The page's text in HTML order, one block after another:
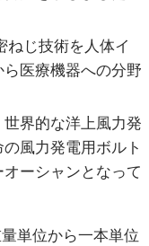
ねじ技術を人体イ
医療機器への分野
世界的な洋上風力発
風力発電用ボルト
ーシャンとなって
単位から一本単位